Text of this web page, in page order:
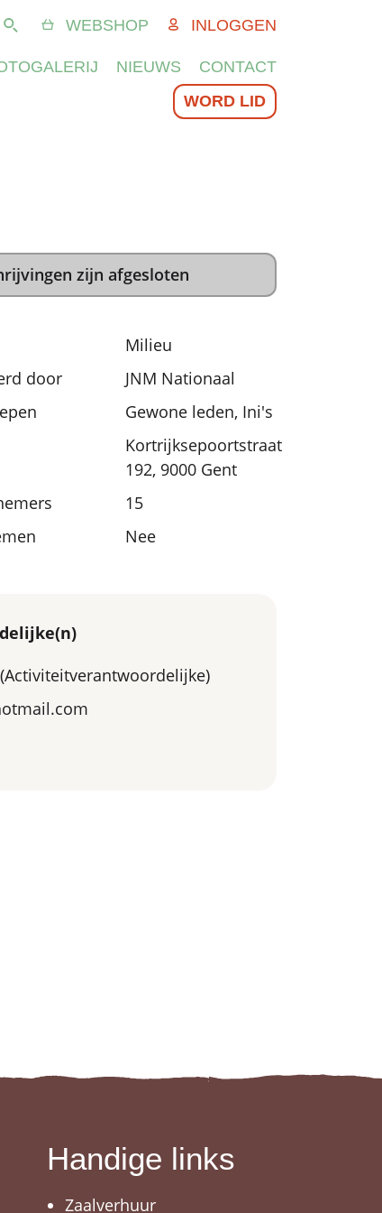
Zoeken
NIEUWS
CONTACT
WORD LID
WEBSHOP INLOGGEN
zijn afgesloten
Milieu
door
JNM Nationaal
Gewone leden, Ini's
Kortrijksepoortstraat
192, 9000 Gent
15
Nee
(Activiteitverantwoordelijke)
Handige links
Zaalverhuur